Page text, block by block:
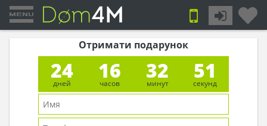
Отримати подарунок
24
дней
16
часов
32
минут
50
секунд